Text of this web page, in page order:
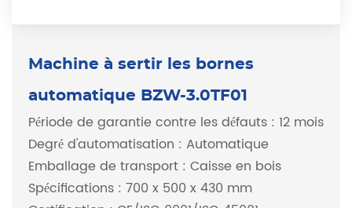
Machine à sertir les bornes
automatique BZW-3.0TF01
Période de garantie contre les défauts : 12 mois
Degré d'automatisation : Automatique
Emballage de transport : Caisse en bois
Spécifications : 700 x 500 x 430 mm